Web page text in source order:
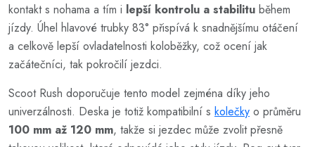
kontakt s nohama a tím i lepší kontrolu a stabilitu během
jízdy. Úhel hlavové trubky 83° přispívá k snadnějšímu otáčení
a celkově lepší ovladatelnosti koloběžky, což ocení jak
začátečníci, tak pokročilí jezdci.
Scoot Rush doporučuje tento model zejména díky jeho
univerzálnosti. Deska je totiž kompatibilní s kolečky o průměru
100 mm až 120 mm, takže si jezdec může zvolit přesně